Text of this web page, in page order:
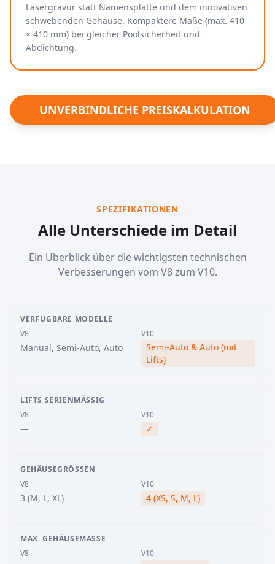
Lasergravur statt Namensplatte und dem innovativen
schwebenden Gehäuse. Kompaktere Maße (max. 410
× 410 mm) bei gleicher Poolsicherheit und
Abdichtung.
UNVERBINDLICHE PREISKALKULATION
SPEZIFIKATIONEN
Alle Unterschiede im Detail
Ein Überblick über die wichtigsten technischen
Verbesserungen vom V8 zum V10.
VERFÜGBARE MODELLE
V8
Manual, Semi-Auto, Auto
V10
Semi-Auto & Auto (mit
Lifts)
LIFTS SERIENMÄSSIG
V8
—
V10
✓
GEHÄUSEGRÖSSEN
V8
3 (M, L, XL)
V10
4 (XS, S, M, L)
MAX. GEHÄUSEMASSE
V8
V10